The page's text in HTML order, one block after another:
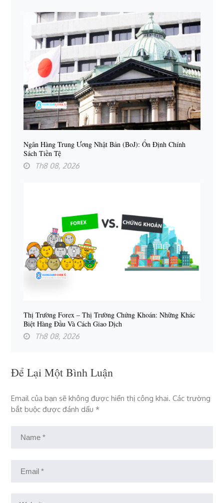
Ngân Hàng Trung Ương Nhật Bản (BoJ): Ổn Định Chính
Sách Tiền Tệ
Th8 08, 2026
Thị Trường Forex – Thị Trường Chứng Khoán: Những Khác
Biệt Hàng Đầu Và Cách Giao Dịch
Th8 08, 2026
Để Lại Một Bình Luận
Email của bạn sẽ không được hiển thị công khai. Các trường
bắt buộc được đánh dấu*